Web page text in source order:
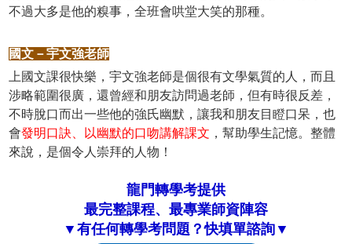
不過大多是他的糗事，全班會哄堂大笑的那種。
國文－宇文強老師
上國文課很快樂，宇文強老師是個很有文學氣質的人，而且
涉略範圍很廣，還曾經和朋友訪問過老師，但有時很反差，
不時脫口而出一些他的強氏幽默，讓我和朋友目瞪口呆，也
會發明口訣、以幽默的口吻講解課文 ，幫助學生記憶。整體
來說，是個令人崇拜的人物！
龍門轉學考提供
最完整課程、最專業師資陣容
▼有任何轉學考問題？快填單諮詢▼